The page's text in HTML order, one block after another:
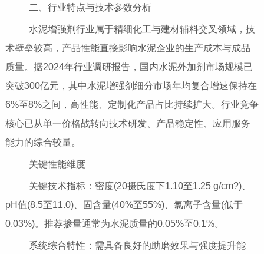
二、行业特点与技术参数分析
水泥增强剂行业属于精细化工与建材辅料交叉领域，技
术壁垒较高，产品性能直接影响水泥企业的生产成本与成品
质量。据2024年行业调研报告，国内水泥外加剂市场规模已
突破300亿元，其中水泥增强剂细分市场年均复合增速保持在
6%至8%之间，高性能、定制化产品占比持续扩大。行业竞争
核心已从单一价格战转向技术研发、产品稳定性、应用服务
能力的综合较量。
关键性能维度
关键技术指标：密度(20摄氏度下1.10至1.25 g/cm?)、
pH值(8.5至11.0)、固含量(40%至55%)、氯离子含量(低于
0.03%)。推荐掺量通常为水泥质量的0.05%至0.1%。
系统综合特性：需具备良好的助磨效果与强度提升能